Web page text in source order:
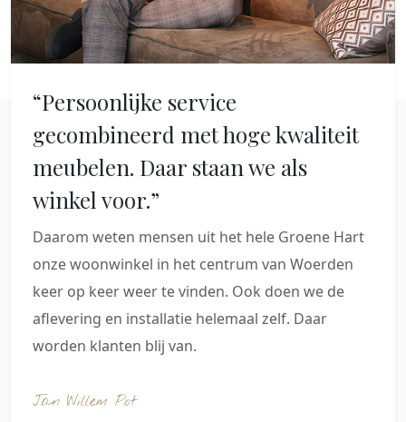
“Persoonlijke service
gecombineerd met hoge kwaliteit
meubelen. Daar staan we als
winkel voor.”
Daarom weten mensen uit het hele Groene Hart
onze woonwinkel in het centrum van Woerden
keer op keer weer te vinden. Ook doen we de
aflevering en installatie helemaal zelf. Daar
worden klanten blij van.
Jan Willem Pot